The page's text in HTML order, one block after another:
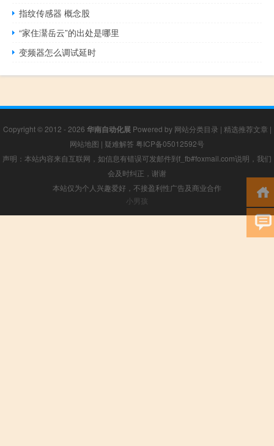
指纹传感器 概念股
“家住灊岳云”的出处是哪里
变频器怎么调试延时
Copyright © 2012 - 2026 华南自动化展Powered by 网站分类目录 | 精选推荐文章 |
网站地图 | 疑难解答 粤ICP备05012592号
声明：本站内容来自互联网，如信息有错误可发邮件到f_fb#foxmail.com说明，我们
会及时纠正，谢谢
本站仅为个人兴趣爱好，不接盈利性广告及商业合作
小男孩